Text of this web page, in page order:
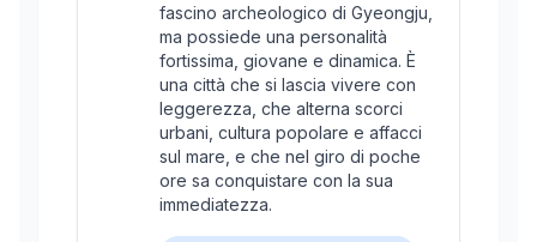
fascino archeologico di Gyeongju,
ma possiede una personalità
fortissima, giovane e dinamica. È
una città che si lascia vivere con
leggerezza, che alterna scorci
urbani, cultura popolare e affacci
sul mare, e che nel giro di poche
ore sa conquistare con la sua
immediatezza.